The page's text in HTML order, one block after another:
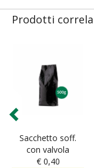
Prodotti
Sacchetto soff.
con valvola
€ 0,40